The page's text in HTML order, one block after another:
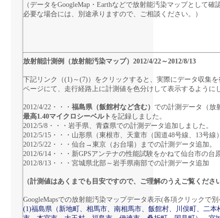
（データをGoogleMap・Earthなどで放射能汚染マップとして
必要な場合には、別途承りますので、ご相談ください。）
放射能計測例（放射能汚染マップ）2012/4/22～2012/8/13
下記リンク（(1)～(7)）をクリックすると、実際にデータ収集
ページにて、走行経路上に計測値を色分けして表示するように
2012/4/22・・・福島県（飯館村など含む） での計測データ（放
最高1.40マイクロシーベルト を記録しました。
2012/5/8・・・岩手県、青森県での計測データ追加しました。
2012/5/15・・・山形県（東根市、天童市（国道48号線、13号
2012/5/22・・・仙台→東京（お台場）までの計測データ追加。
2012/6/14・・・新GPSアンテナの性能試験をかねて仙台市の台
2012/8/13・・・宮城県北部～岩手県南部での計測データ追加
（計測値はあくまでも目安ですので、ご理解のうえご覧くださ
GoogleMapsでの放射能汚染マップデータ表示(各項クリックで
(1)福島県（新地町、相馬市、南相馬市、飯館村、川俣町、二